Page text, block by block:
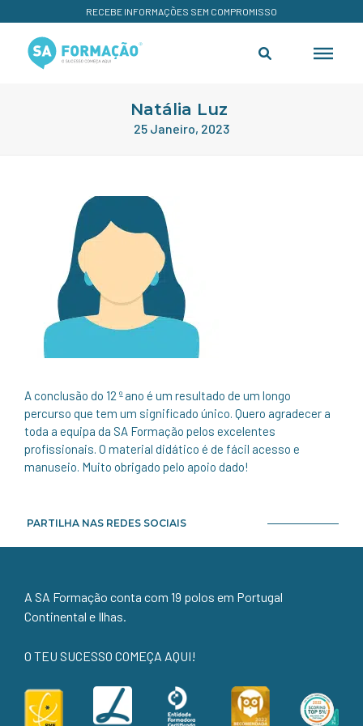
RECEBE INFORMAÇÕES SEM COMPROMISSO
Natália Luz
25 Janeiro, 2023
A conclusão do 12 º ano é um resultado de um longo
percurso que tem um significado único. Quero agradecer a
toda a equipa da SA Formação pelos excelentes
profissionais. O material didático é de fácil acesso e
manuseio. Muito obrigado pelo apoio dado!
PARTILHA NAS REDES SOCIAIS
A SA Formação conta com 19 polos em Portugal
Continental e Ilhas.
O TEU SUCESSO COMEÇA AQUI!